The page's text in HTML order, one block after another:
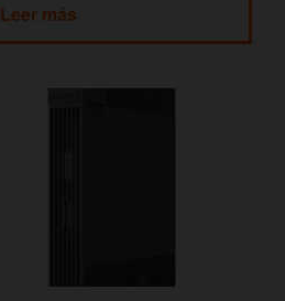
Leer más